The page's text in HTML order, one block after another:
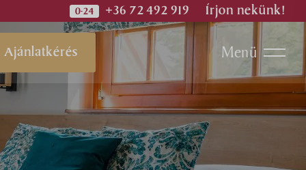
+36 72 492 919 Írjon nekünk!
Ajánlatkérés Menü